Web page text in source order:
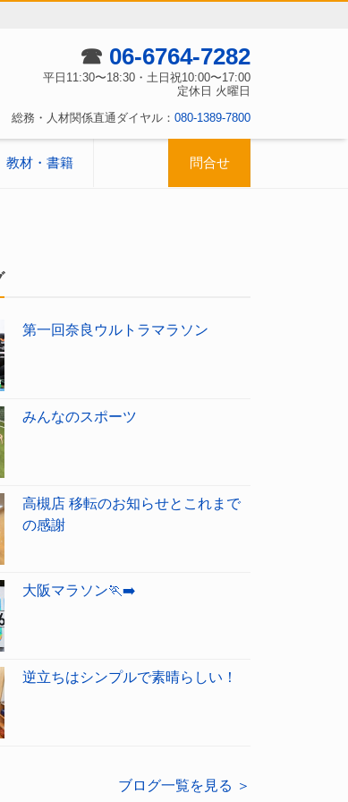
☎ 06-6764-7282
平日11:30〜18:30・土日祝10:00〜17:00
定休日 火曜日
総務・人材関係直通ダイヤル： 080-1389-7800
教材・書籍 問合せ
第一回奈良ウルトラマラソン
みんなのスポーツ
高槻店 移転のお知らせとこれまで
の感謝
大阪マラソン🏃‍➡️
逆立ちはシンプルで素晴らしい！
ブログ一覧を見る ＞